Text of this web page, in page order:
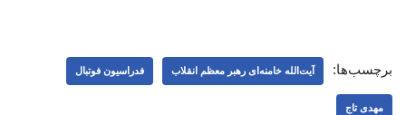
برچسب‌ها: آیت‌الله خامنه‌ای رهبر معظم انقلاب فدراسیون فوتبال
مهدی تاج